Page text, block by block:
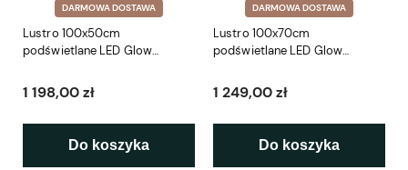
DARMOWA DOSTAWA
Lustro 100x50cm
podświetlane LED Glow
1 198,00 zł
Do koszyka
DARMOWA DOSTAWA
Lustro 100x70cm
podświetlane LED Glow
1 249,00 zł
Do koszyka